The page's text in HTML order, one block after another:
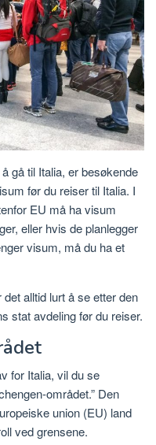
gå til Italia, er besøkende
før du reiser til Italia. I
EU må ha visum
eller hvis de planlegger
visum, må du ha et
alltid lurt å se etter den
stat avdeling før du reiser.
for Italia, vil du se
området.” Den
union (EU) land
ved grensene.